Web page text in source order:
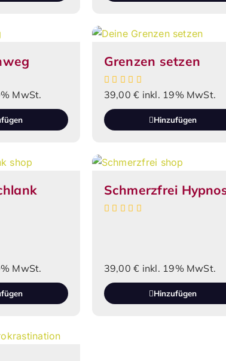
MwSt.
Grenzen setzen
39,00€ inkl. 19% MwSt.
Hinzufügen
MwSt.
Schmerzfrei
39,00€ inkl. 19% MwSt.
Hinzufügen